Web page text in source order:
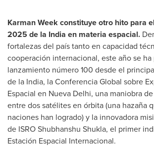
Karman Week constituye otro hito para
2025 de la India en materia espacial.
fortalezas del país tanto en capacidad
cooperación internacional, este año se
lanzamiento número 100 desde el
de la India, la Conferencia Global sobre
Espacial en Nueva Delhi, una maniobra
entre dos satélites en órbita (una hazaña
naciones han logrado) y la innovadora
de ISRO Shubhanshu Shukla, el primer
Estación Espacial Internacional.